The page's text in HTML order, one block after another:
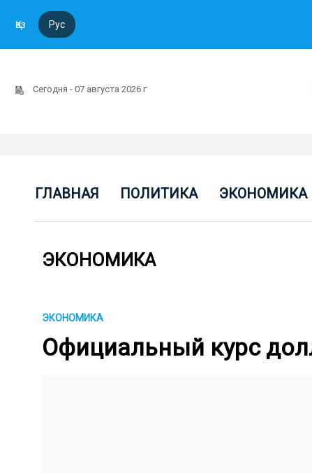
Қаз Рус
Сегодня - 07 августа 2026 г
ГЛАВНАЯ ПОЛИТИКА ЭКОНОМИКА
ЭКОНОМИКА
ЭКОНОМИКА
Официальный курс